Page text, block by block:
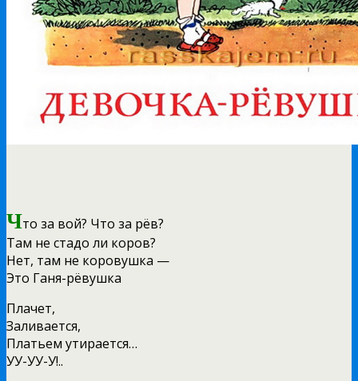
Что за вой? Что за рёв?
Там не стадо ли коров?
Нет, там не коровушка —
Это Ганя-рёвушка
Плачет,
Заливается,
Платьем утирается…
УУ-УУ-У!..